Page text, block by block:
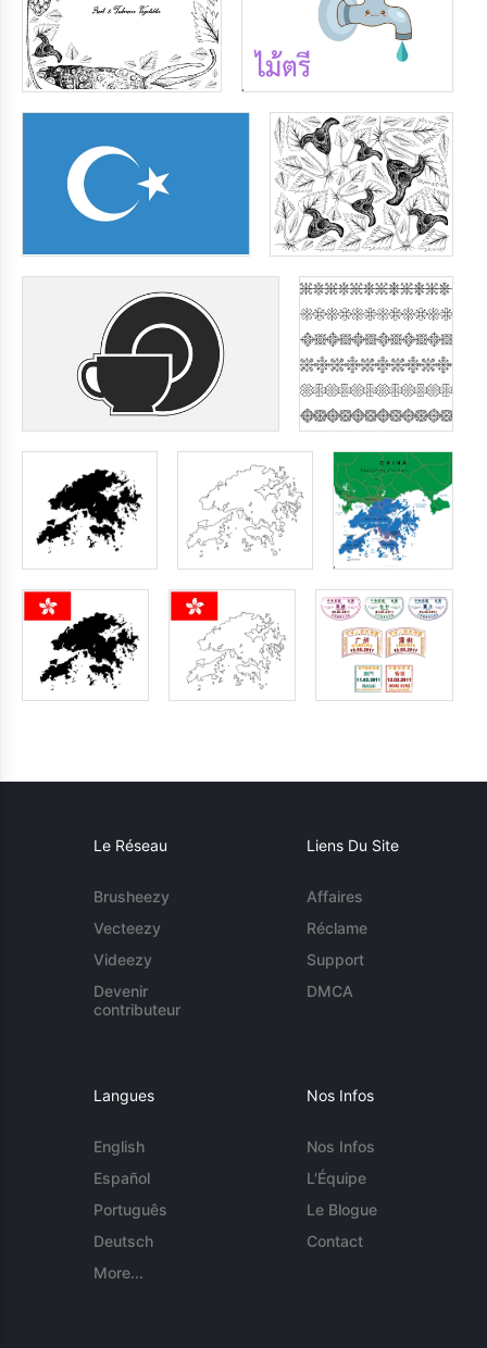
Le Réseau
Brusheezy
Vecteezy
Videezy
Devenir
contributeur
Liens Du Site
Affaires
Réclame
Support
DMCA
Langues
English
Español
Português
Deutsch
More...
Nos Infos
Nos Infos
L'Équipe
Le Blogue
Contact